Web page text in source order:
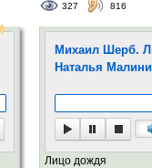
327 816
Михаил Шерб.
Наталья
Лицо дождя